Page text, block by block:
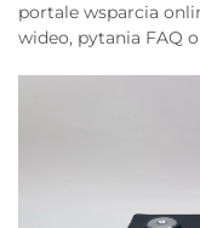
portale wsparcia
wideo, pytania FAQ